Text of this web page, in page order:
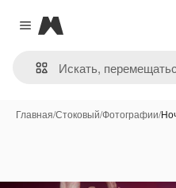
Close menu
Magnific
Главная/Стоковый/Фотографии/